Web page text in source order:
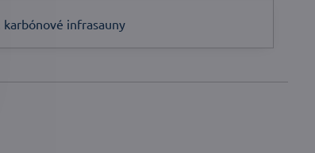
karbónové infrasauny